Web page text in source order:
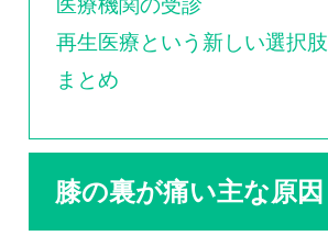
医療機関の受診
再生医療という新しい選択肢
まとめ
膝の裏が痛い主な原因